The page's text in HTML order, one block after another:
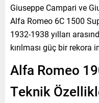
Giuseppe Campari ve
Alfa Romeo 6C 1500
1932-1938 yılları
kırılması güç bir rekora
Alfa Romeo
Teknik